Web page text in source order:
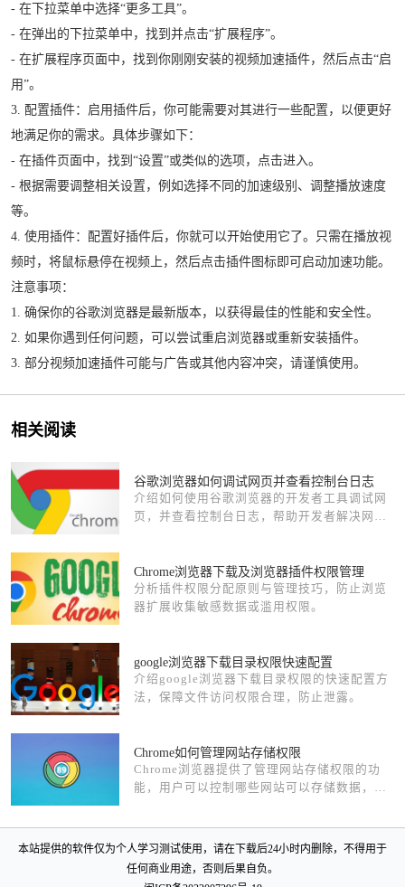
- 在下拉菜单中选择“更多工具”。
- 在弹出的下拉菜单中，找到并点击“扩展程序”。
- 在扩展程序页面中，找到你刚刚安装的视频加速插件，然后点击“启
用”。
3. 配置插件：启用插件后，你可能需要对其进行一些配置，以便更好
地满足你的需求。具体步骤如下：
- 在插件页面中，找到“设置”或类似的选项，点击进入。
- 根据需要调整相关设置，例如选择不同的加速级别、调整播放速度
等。
4. 使用插件：配置好插件后，你就可以开始使用它了。只需在播放视
频时，将鼠标悬停在视频上，然后点击插件图标即可启动加速功能。
注意事项：
1. 确保你的谷歌浏览器是最新版本，以获得最佳的性能和安全性。
2. 如果你遇到任何问题，可以尝试重启浏览器或重新安装插件。
3. 部分视频加速插件可能与广告或其他内容冲突，请谨慎使用。
相关阅读
谷歌浏览器如何调试网页并查看控制台日志
介绍如何使用谷歌浏览器的开发者工具调试网
页，并查看控制台日志，帮助开发者解决网页
Chrome浏览器下载及浏览器插件权限管理
分析插件权限分配原则与管理技巧，防止浏览
器扩展收集敏感数据或滥用权限。
google浏览器下载目录权限快速配置
介绍google浏览器下载目录权限的快速配置方
法，保障文件访问权限合理，防止泄露。
Chrome如何管理网站存储权限
Chrome浏览器提供了管理网站存储权限的功
能，用户可以控制哪些网站可以存储数据，如
本站提供的软件仅为个人学习测试使用，请在下载后24小时内删除，不得用于
任何商业用途，否则后果自负。